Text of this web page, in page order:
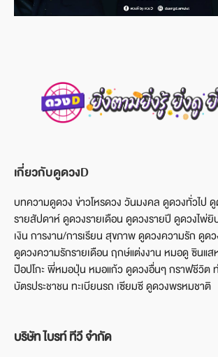
เกี่ยวกับดูดวงD
บทความดูดวง ข่าวโหรดวง วันมงคล ดูดวงทั่วไป
รายสัปดาห์ ดูดวงรายเดือน ดูดวงรายปี ดูดวงไพ่
เงิน การงาน/การเรียน สุขภาพ ดูดวงความรัก ดูด
ดูดวงความรักรายเดือน ฤกษ์แต่งงาน หมอดู ซินแ
ป๊อปโกะ พี่หมอปุ่น หมอแก้ว ดูดวงอื่นๆ กราฟชีวิต
บัตรประชาชน ทะเบียนรถ เซียมซี ดูดวงพรหมชาติ
บริษัท ไบรท์ ทีวี จำกัด